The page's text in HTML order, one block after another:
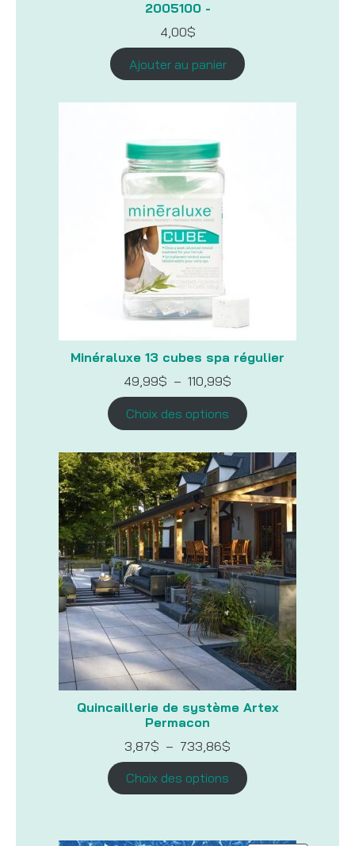
2005100 -
4,00$
Ajouter au panier
Minéraluxe 13 cubes spa régulier
49,99$ – 110,99$
de
prix :
49,99$
à
Choix des options
Quincaillerie de système Artex
Permacon
3,87$ – 733,86$
prix :
3,87$
à
Choix des options